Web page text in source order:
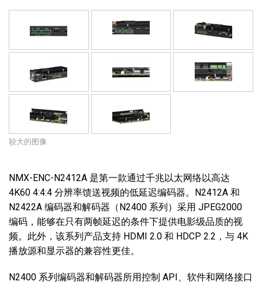
较大的图像
NMX-ENC-N2412A 是第一款通过千兆以太网络以高达
4K60 4:4:4 分辨率馈送视频的低延迟编码器。N2412A 和
N2422A 编码器和解码器（N2400 系列）采用 JPEG2000
编码，能够在只有两帧延迟的条件下提供电影级品质的视
频。此外，该系列产品支持 HDMI 2.0 和 HDCP 2.2，与 4K
播放源和显示器的兼容性更佳。
N2400 系列编码器和解码器所用控制 API、软件和网络接口